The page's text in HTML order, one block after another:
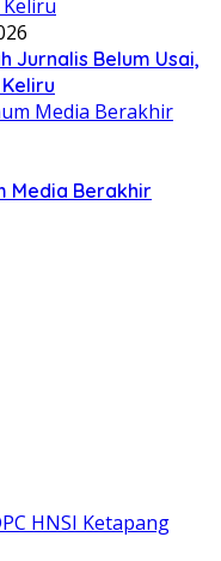
Jurnalis Belum Usai,
Media Berakhir